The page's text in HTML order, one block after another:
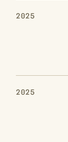
2025
2025